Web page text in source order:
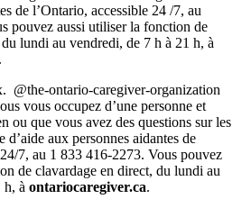
de l’Ontario, accessible 24 /7, au
pouvez aussi utiliser la fonction de
lundi au vendredi, de 7 h à 21 h, à
.
@the-ontario-caregiver-organization
vous occupez d’une personne et
ou que vous avez des questions sur les
d’aide aux personnes aidantes de
7, au 1 833 416-2273. Vous pouvez
de clavardage en direct, du lundi au
h, à ontariocaregiver.ca.